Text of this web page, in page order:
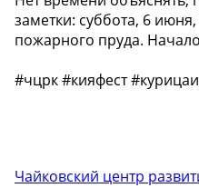
заметки: суббота, 6
пожарного пруда.
#чцрк #кияфест
Чайковский центр